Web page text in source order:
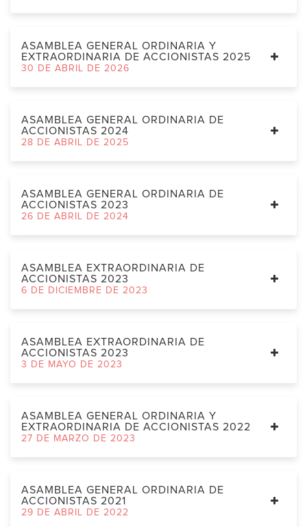
ASAMBLEA GENERAL ORDINARIA Y
EXTRAORDINARIA DE ACCIONISTAS 2025
30 DE ABRIL DE 2026
ASAMBLEA GENERAL ORDINARIA DE
ACCIONISTAS 2024
28 DE ABRIL DE 2025
ASAMBLEA GENERAL ORDINARIA DE
ACCIONISTAS 2023
26 DE ABRIL DE 2024
ASAMBLEA EXTRAORDINARIA DE
ACCIONISTAS 2023
6 DE DICIEMBRE DE 2023
ASAMBLEA EXTRAORDINARIA DE
ACCIONISTAS 2023
3 DE MAYO DE 2023
ASAMBLEA GENERAL ORDINARIA Y
EXTRAORDINARIA DE ACCIONISTAS 2022
27 DE MARZO DE 2023
ASAMBLEA GENERAL ORDINARIA DE
ACCIONISTAS 2021
29 DE ABRIL DE 2022